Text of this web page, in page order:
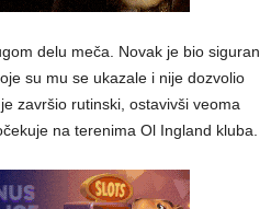
delu meča. Novak je bio siguran
su mu se ukazale i nije dozvolio
završio rutinski, ostavivši veoma
na terenima Ol Ingland kluba.